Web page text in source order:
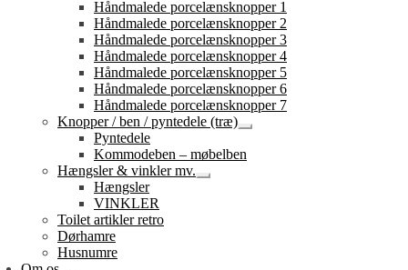
Håndmalede porcelænsknopper 1
Håndmalede porcelænsknopper 2
Håndmalede porcelænsknopper 3
Håndmalede porcelænsknopper 4
Håndmalede porcelænsknopper 5
Håndmalede porcelænsknopper 6
Håndmalede porcelænsknopper 7
Knopper / ben / pyntedele (træ)
Udfold
Pyntedele
Kommodeben – møbelben
Hængsler & vinkler mv.
Udfold
Hængsler
VINKLER
Toilet artikler retro
Dørhamre
Husnumre